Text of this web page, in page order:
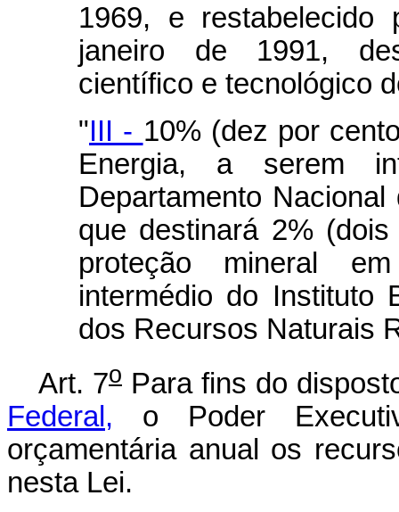
1969, e restabelecido
janeiro de 1991,
científico e tecnológico
"III - 10% (dez por
Energia, a serem
Departamento
que destinará 2%
proteção mineral
intermédio do Instituto
dos Recursos Naturais
Art. 7o Para fins do
Federal, o Poder
orçamentária anual os
nesta Lei.